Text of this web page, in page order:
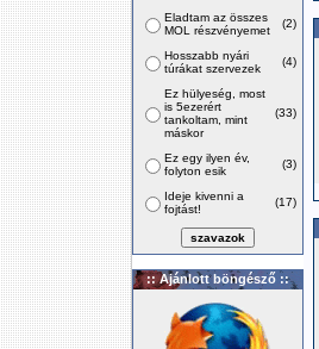
Eladtam az összes
MOL részvényemet
(2)
Hosszabb nyári
túrákat szervezek
(4)
Ez hülyeség, most
is 5ezerért
tankoltam, mint
máskor
(33)
Ez egy ilyen év,
folyton esik
(3)
Ideje kivenni a
fojtást!
(17)
:: Ajánlott böngésző ::